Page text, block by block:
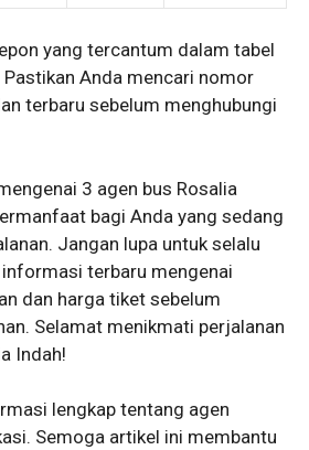
yang tercantum dalam tabel
Anda mencari nomor
terbaru sebelum menghubungi
3 agen bus Rosalia
bagi Anda yang sedang
Jangan lupa untuk selalu
terbaru mengenai
dan harga tiket sebelum
Selamat menikmati perjalanan
Indah!
lengkap tentang agen
Semoga artikel ini membantu